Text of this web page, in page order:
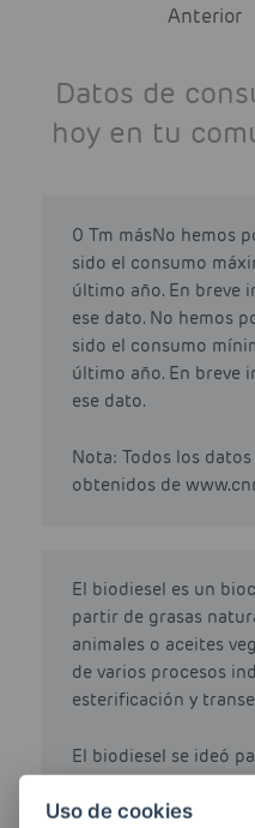
Anterior
Datos de
hoy en tu
0 Tm másNo hemos
sido el consumo
último año. En breve
ese dato. No hemos
sido el consumo
último año. En breve
ese dato.
Nota: Todos los
obtenidos de
El biodiesel es un
partir de grasas
animales o aceites
de varios procesos
esterificación y
El biodiesel se ideó
obtenido a partir del
Uso de cookies